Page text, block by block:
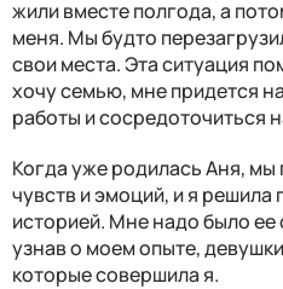
жили вместе полгода, а
меня. Мы будто
свои места. Эта ситуация
хочу семью, мне придется
работы и сосредоточиться
Когда уже родилась Аня, мы
чувств и эмоций, и я решила
историей. Мне надо было
узнав о моем опыте,
которые совершила я.